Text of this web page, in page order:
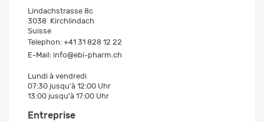
Lindachstrasse 8c
3038 Kirchlindach
Suisse
Telephon: +41 31 828 12 22
E-Mail: info@ebi-pharm.ch
Lundi à vendredi
07:30 jusqu'à 12:00 Uhr
13:00 jusqu'à 17:00 Uhr
Entreprise